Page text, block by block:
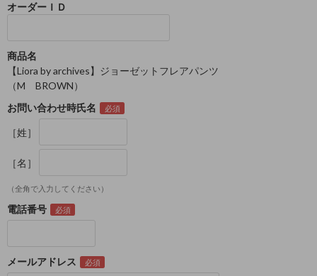
オーダーＩＤ
商品名
【Liora by archives】ジョーゼットフレアパンツ
（M BROWN）
お問い合わせ時氏名
［姓］
［名］
（全角で入力してください）
電話番号
メールアドレス